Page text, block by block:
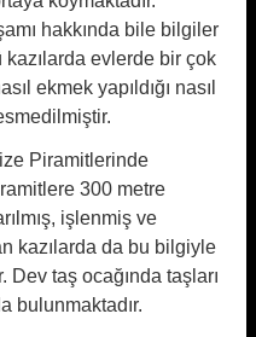
hakkında bile bilgiler
evlerde bir çok
ekmek yapıldığı nasıl
Piramitlerinde
300 metre
işlenmiş ve
kazılarda da bu bilgiyle
taş ocağında taşları
bulunmaktadır.